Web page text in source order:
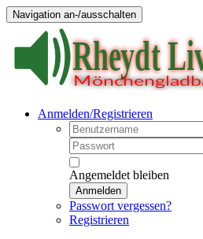
Navigation an-/ausschalten
Anmelden/Registrieren
Angemeldet bleiben
Anmelden
Passwort vergessen?
Registrieren